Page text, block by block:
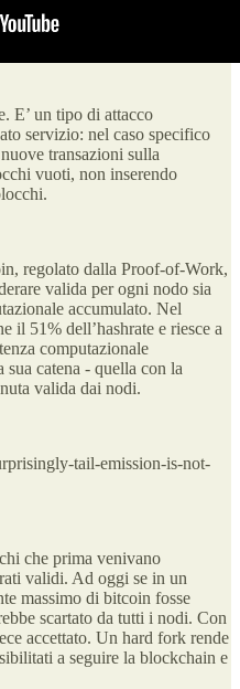
E’ un tipo di attacco
servizio: nel caso specifico
transazioni sulla
vuoti, non inserendo
regolato dalla Proof-of-Work,
valida per ogni nodo sia
accumulato. Nel
il 51% dell’hashrate e riesce a
computazionale
catena - quella con la
valida dai nodi.
tail-emission-is-not-
che prima venivano
validi. Ad oggi se in un
massimo di bitcoin fosse
scartato da tutti i nodi. Con
accettato. Un hard fork rende
a seguire la blockchain e